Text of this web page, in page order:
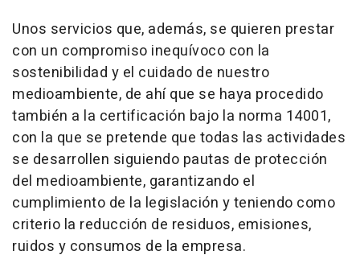
Unos servicios que, además, se quieren prestar
con un compromiso inequívoco con la
sostenibilidad y el cuidado de nuestro
medioambiente, de ahí que se haya procedido
también a la certificación bajo la norma 14001,
con la que se pretende que todas las actividades
se desarrollen siguiendo pautas de protección
del medioambiente, garantizando el
cumplimiento de la legislación y teniendo como
criterio la reducción de residuos, emisiones,
ruidos y consumos de la empresa.